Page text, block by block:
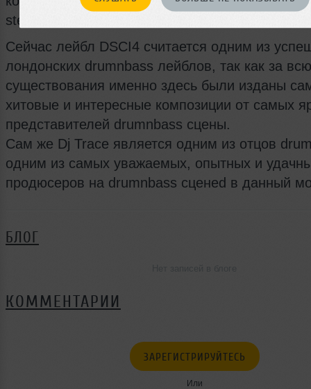
step и выпустила много релизов на этом
Сейчас лейбл DSCI4 считается одним из
лондонских drumnbass лейблов, так как за
существования именно здесь были изданы
хитовые и интересные композиции от самых
представителей drumnbass сцены.
Сам же Dj Trace является одним из отцов
одним из самых уважаемых, опытных и
продюсеров на drumnbass сценеd в данный
БЛОГ
КОММЕНТАРИИ
ЗАРЕГИСТРИРУЙТЕСЬ
Или